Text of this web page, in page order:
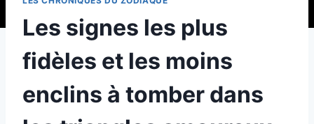
Les signes les plus
fidèles et les moins
enclins à tomber dans